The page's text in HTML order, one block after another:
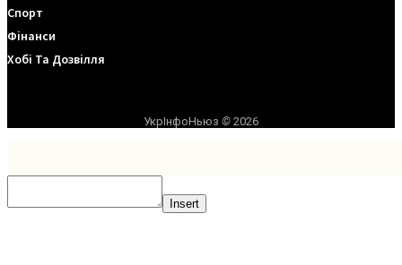
Спорт
Фінанси
Хобі Та Дозвілля
УкрІнфоНьюз © 2026
Insert